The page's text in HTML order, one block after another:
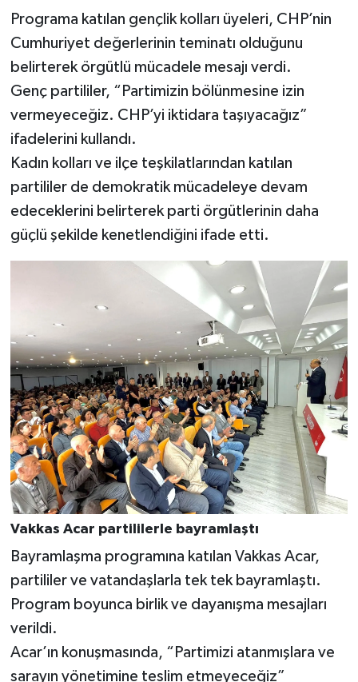
Programa katılan gençlik kolları üyeleri, CHP’nin
Cumhuriyet değerlerinin teminatı olduğunu
belirterek örgütlü mücadele mesajı verdi.
Genç partililer, “Partimizin bölünmesine izin
vermeyeceğiz. CHP’yi iktidara taşıyacağız”
ifadelerini kullandı.
Kadın kolları ve ilçe teşkilatlarından katılan
partililer de demokratik mücadeleye devam
edeceklerini belirterek parti örgütlerinin daha
güçlü şekilde kenetlendiğini ifade etti.
Vakkas Acar partililerle bayramlaştı
Bayramlaşma programına katılan Vakkas Acar,
partililer ve vatandaşlarla tek tek bayramlaştı.
Program boyunca birlik ve dayanışma mesajları
verildi.
Acar’ın konuşmasında, “Partimizi atanmışlara ve
sarayın yönetimine teslim etmeyeceğiz”